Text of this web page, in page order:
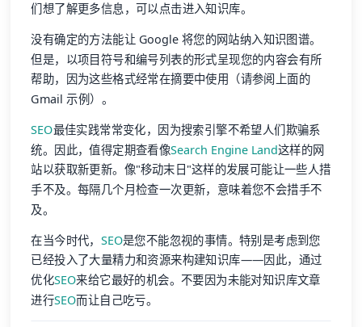
们想了解更多信息，可以点击进入知识库。
没有确定的方法能让 Google 将您的网站纳入知识图谱。
但是，以项目符号和编号列表的形式呈现您的内容会有所
帮助，因为这些格式经常在摘要中使用（请参阅上面的
Gmail 示例）。
SEO最佳实践常常变化，因为搜索引擎不希望人们欺骗系
统。因此，值得定期查看像Search Engine Land这样的网
站以获取新更新。像"移动末日"这样的发展可能让一些人措
手不及。每隔几个月检查一次更新，意味着您不会措手不
及。
在当今时代， SEO是您不能忽视的事情。特别是考虑到您
已经投入了大量精力和资源来构建知识库——因此，通过
优化SEO来给它最好的机会。不要因为未能对知识库文章
进行SEO而让自己吃亏。